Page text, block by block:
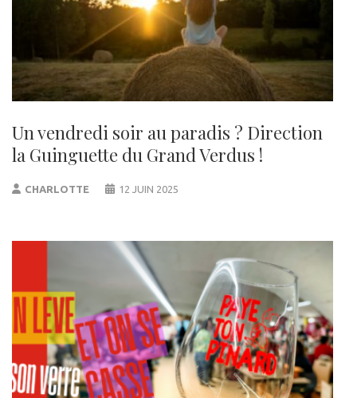
Un vendredi soir au paradis ? Direction
la Guinguette du Grand Verdus !
CHARLOTTE 12 JUIN 2025